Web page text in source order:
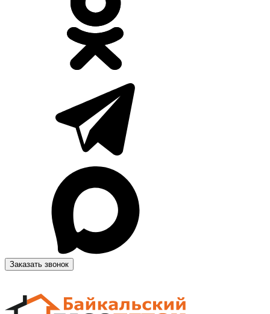
Заказать звонок